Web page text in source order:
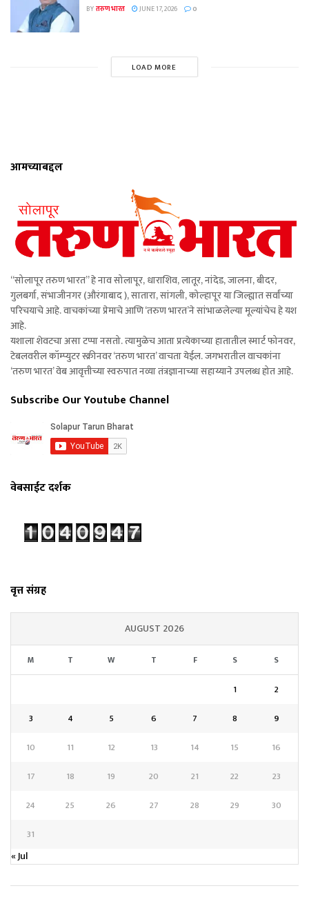
BYतरुण भारत JUNE 17, 2026 0
LOAD MORE
आमच्याबद्दल
“सोलापूर तरुण भारत” हे नाव सोलापूर, धाराशिव, लातूर, नांदेड, जालना, बीदर,
गुलबर्गा, संभाजीनगर (औरंगाबाद ), सातारा, सांगली, कोल्हापूर या जिल्ह्यात सर्वांच्या
परिचयाचे आहे. वाचकांच्या प्रेमाचे आणि ‘तरुण भारत’ने सांभाळलेल्या मूल्यांचेच हे यश
आहे.
यशाला शेवटचा असा टप्पा नसतो. त्यामुळेच आता प्रत्येकाच्या हातातील स्मार्ट फोनवर,
टेबलवरील कॉम्प्युटर स्क्रीनवर ‘तरुण भारत’ वाचता येईल. जगभरातील वाचकांना
‘तरुण भारत’ वेब आवृत्तीच्या स्वरुपात नव्या तंत्रज्ञानाच्या सहाय्याने उपलब्ध होत आहे.
Subscribe Our Youtube Channel
वेबसाईट दर्शक
वृत्त संग्रह
AUGUST 2026
M T W T F S S
1
2
3
4 5 6 7 8
9
10
11 12 13 14 15
16
17
18 19 20 21 22
23
24
25 26 27 28 29
30
31
« Jul